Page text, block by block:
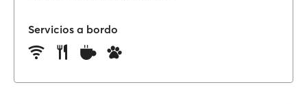
Servicios a bordo